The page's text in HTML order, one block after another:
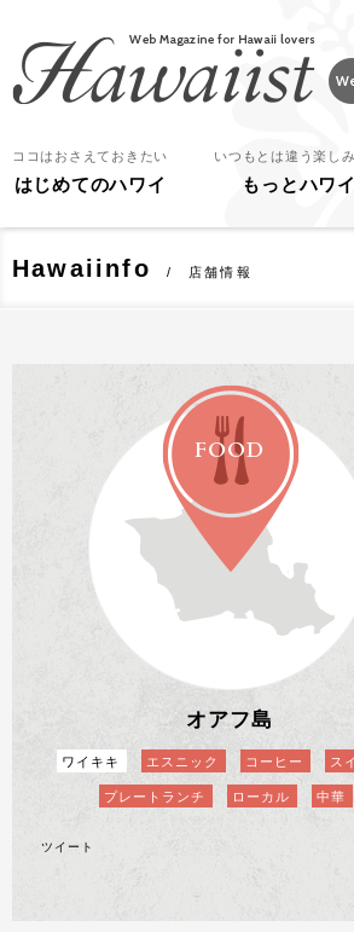
ココはおさえておきたい
はじめてのハワイ
いつもとは違う楽し
もっとハワイ
Hawaiinfo 店舗情報
FOOD
オアフ島
ワイキキ エスニック コーヒー ス
プレートランチ ローカル 中華
ツイート